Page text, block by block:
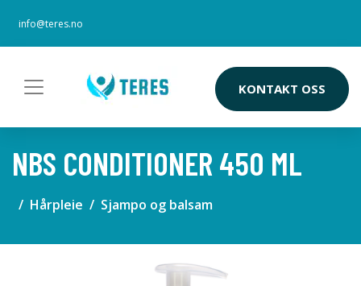
info@teres.no
KONTAKT OSS
NBS CONDITIONER 450 ML
Hårpleie Sjampo og balsam